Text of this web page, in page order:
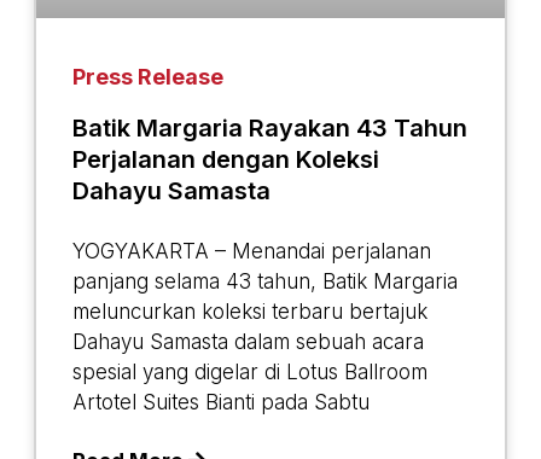
Press Release
Batik Margaria Rayakan 43 Tahun
Perjalanan dengan Koleksi
Dahayu Samasta
YOGYAKARTA – Menandai perjalanan
panjang selama 43 tahun, Batik Margaria
meluncurkan koleksi terbaru bertajuk
Dahayu Samasta dalam sebuah acara
spesial yang digelar di Lotus Ballroom
Artotel Suites Bianti pada Sabtu